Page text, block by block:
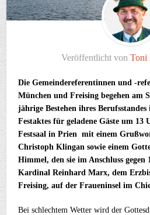
Veröffentlicht von Toni
Die Gemeindereferentinnen und -
München und Freising begehen am
jährige Bestehen ihres Berufsstandes
Festaktes für geladene Gäste um
Festsaal in Prien mit einem
Christoph Klingan sowie einem
Himmel, den sie im Anschluss
Kardinal Reinhard Marx, dem
Freising, auf der Fraueninsel im
Bei schlechtem Wetter wird der